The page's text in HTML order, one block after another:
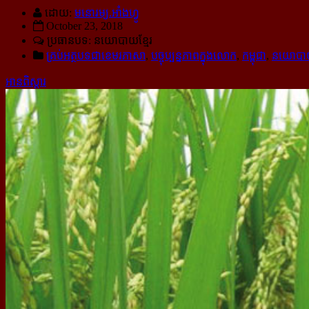
ដោយ: មនោរម្យ.អាំងហ្វូ
October 23, 2018
ប្រធានបទ: នយោបាយ​ខ្មែរ
គ្រប់អត្ថបទជាខេមរភាសា, បច្ចុប្បន្នភាពក្នុងលោក, កម្ពុជា, នយោប
អានពិស្ដារ